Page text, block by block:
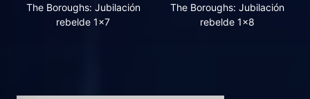
The Boroughs: Jubilación
rebelde 1x7
The Boroughs: Jubilación
rebelde 1x8